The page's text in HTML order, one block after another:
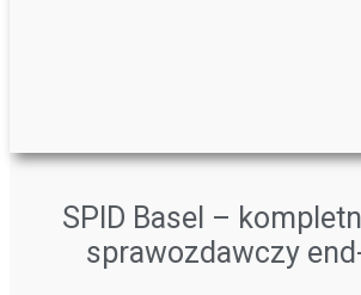
SPID Basel –
sprawozdawczy